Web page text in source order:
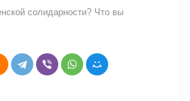
солидарности? Что вы